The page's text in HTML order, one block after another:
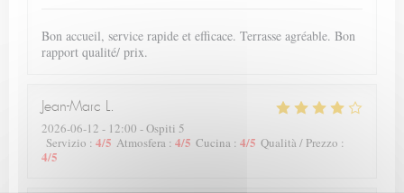
Bon accueil, service rapide et efficace. Terrasse agréable. Bon
rapport qualité/ prix.
Jean-Marc L
2026-06-12 - 12:00 - Ospiti 5
Servizio : 4/5 Atmosfera : 4/5 Cucina : 4/5 Qualità / Prezzo :
4/5